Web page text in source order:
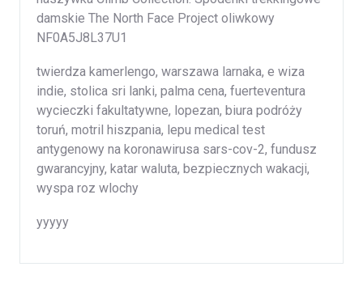
damskie The North Face Project oliwkowy
NF0A5J8L37U1
twierdza kamerlengo, warszawa larnaka, e wiza
indie, stolica sri lanki, palma cena, fuerteventura
wycieczki fakultatywne, lopezan, biura podróży
toruń, motril hiszpania, lepu medical test
antygenowy na koronawirusa sars-cov-2, fundusz
gwarancyjny, katar waluta, bezpiecznych wakacji,
wyspa roz wlochy
yyyyy